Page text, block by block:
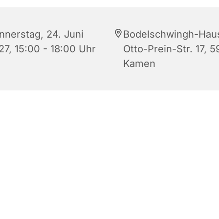
24. Juni
15:00 - 18:00 Uhr
Bodelschwingh-
Otto-Prein-Str. 17,
Kamen